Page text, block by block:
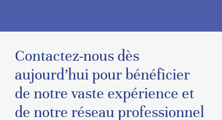
Contactez-nous dès
aujourd’hui pour bénéficier
de notre vaste expérience et
de notre réseau professionnel